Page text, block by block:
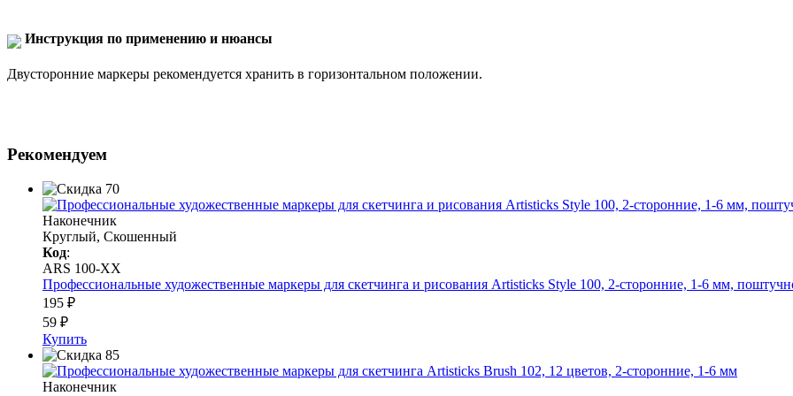
Инструкция по применению и нюансы
Двусторонние маркеры рекомендуется хранить в горизонтальном положении.
Рекомендуем
Наконечник
Круглый, Скошенный
Код:
ARS 100-XX
Профессиональные художественные маркеры для скетчинга и рисования Artisticks Style 100, 2-сторонние, 1-6 мм,
195 ₽
59 ₽
Купить
Наконечник